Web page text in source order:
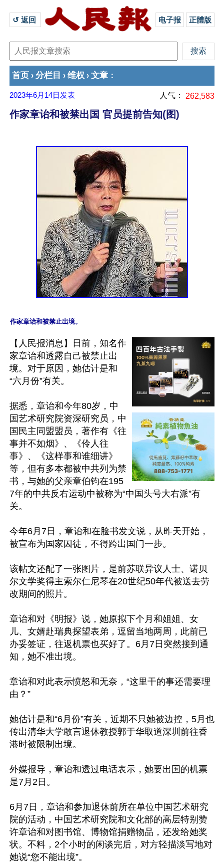
↺ 返回 电子报 正體版
首页 › 分栏目 › 维权 › 文章 ：
2023年6月14日 发表 人气： 262,583
作家章诒和被禁出国 官员提前告知(图)
【人民报消息】日前，知名作
家章诒和透露自己被禁止出
境。对于原因，她估计是和
“六月份”有关。
据悉，章诒和今年80岁，中
国艺术研究院资深研究员，中
国民主同盟盟员，著作有《往
事并不如烟》、《伶人往
事》、《这样事和谁细讲》
等，但有多本都被中共列为禁
书，与她的父亲章伯钧在195
7年的中共反右运动中被称为“中国头号大右派”有
关。
今年6月7日，章诒和在脸书发文说，从昨天开始，
被宣布为国家囚徒，不得跨出国门一步。
该帖文还配了一张图片，是前苏联异议人士、诺贝
尔文学奖得主索尔仁尼琴在20世纪50年代被送去劳
改期间的照片。
章诒和对《明报》说，她原拟下个月和姐姐、女
儿、女婿赴瑞典探望表弟，逗留当地两周，此前已
办妥签证，往返机票也买好了。6月7日突然接到通
知，她不准出境。
章诒和对此表示愤怒和无奈，“这里干的事还需要理
由？”
她估计是和“6月份”有关，近期不只她被边控，5月也
传出清华大学敢言退休教授郭于华取道深圳前往香
港时被限制出境。
外媒报导，章诒和透过电话表示，她要出国的机票
是7月2日。
6月7日，章诒和参加退休前所在单位中国艺术研究
院的活动，中国艺术研究院和文化部的高层特别赞
许章诒和对图书馆、博物馆捐赠物品，还发给她奖
状。不料，2个小时的闲谈完后，对方轻描淡写地对
她说“您不能出境”。